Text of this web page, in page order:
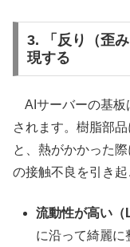
3. 「反り（歪
現する
AIサーバーの基板
されます。樹脂部
と、熱がかかった
の接触不良を引き起
流動性が高い（
に沿って綺麗に